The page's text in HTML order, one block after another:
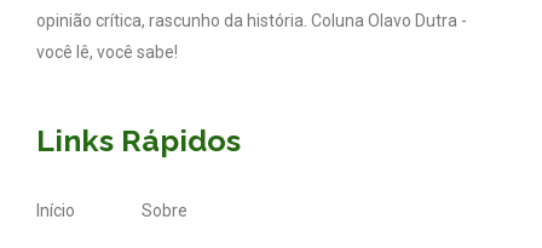
opinião crítica, rascunho da história. Coluna Olavo Dutra -
você lê, você sabe!
Links Rápidos
Início Sobre